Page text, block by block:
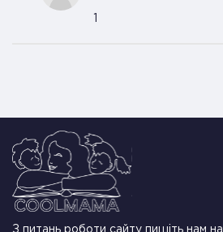
З питань роботи сайту пишіть нам на